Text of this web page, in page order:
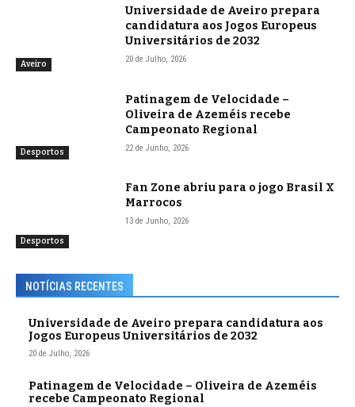
Aveiro
Universidade de Aveiro prepara
candidatura aos Jogos Europeus
Universitários de 2032
20 de Julho, 2026
Desportos
Patinagem de Velocidade –
Oliveira de Azeméis recebe
Campeonato Regional
22 de Junho, 2026
Desportos
Fan Zone abriu para o jogo Brasil X
Marrocos
13 de Junho, 2026
NOTÍCIAS RECENTES
Universidade de Aveiro prepara candidatura aos
Jogos Europeus Universitários de 2032
20 de Julho, 2026
Patinagem de Velocidade – Oliveira de Azeméis
recebe Campeonato Regional